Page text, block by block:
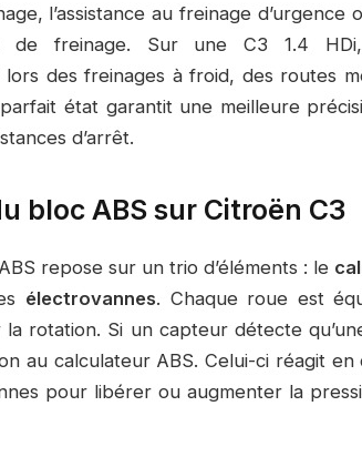
l’assistance au freinage
de freinage. Sur une C3 1.4
des freinages à froid, des routes
état garantit une meilleure
d’arrêt.
bloc ABS sur Citroën C3
repose sur un trio d’éléments : le
électrovannes. Chaque roue est
rotation. Si un capteur détecte
au calculateur ABS. Celui-ci réagit en
pour libérer ou augmenter la